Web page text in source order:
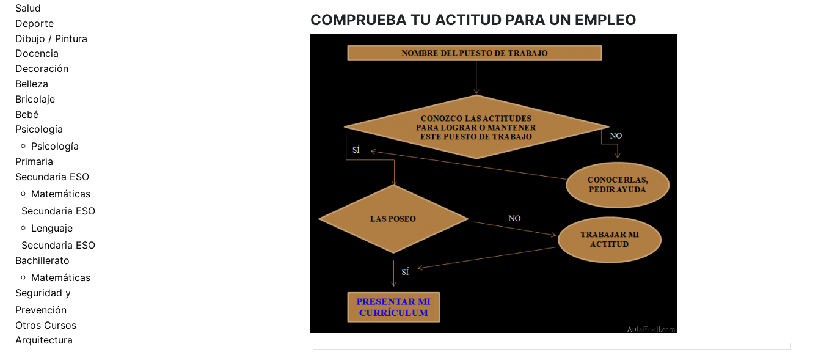
Salud
Deporte
Dibujo / Pintura
Docencia
Decoración
Belleza
Bricolaje
Bebé
Psicología
Psicología
Primaria
Secundaria ESO
Matemáticas
Secundaria ESO
Lenguaje
Secundaria ESO
Bachillerato
Matemáticas
Seguridad y
Prevención
Otros Cursos
Arquitectura
COMPRUEBA TU ACTITUD PARA UN EMPLEO